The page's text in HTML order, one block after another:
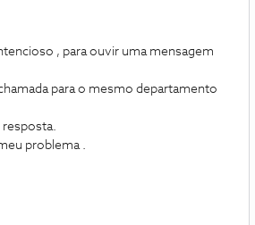
, para ouvir uma mensagem
para o mesmo departamento
resposta.
problema .